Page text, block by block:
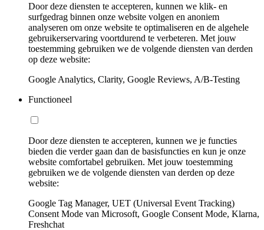
Door deze diensten te accepteren, kunnen we klik- en
surfgedrag binnen onze website volgen en anoniem
analyseren om onze website te optimaliseren en de algehele
gebruikerservaring voortdurend te verbeteren. Met jouw
toestemming gebruiken we de volgende diensten van derden
op deze website:
Google Analytics, Clarity, Google Reviews, A/B-Testing
Functioneel
Door deze diensten te accepteren, kunnen we je functies
bieden die verder gaan dan de basisfuncties en kun je onze
website comfortabel gebruiken. Met jouw toestemming
gebruiken we de volgende diensten van derden op deze
website:
Google Tag Manager, UET (Universal Event Tracking)
Consent Mode van Microsoft, Google Consent Mode, Klarna,
Freshchat